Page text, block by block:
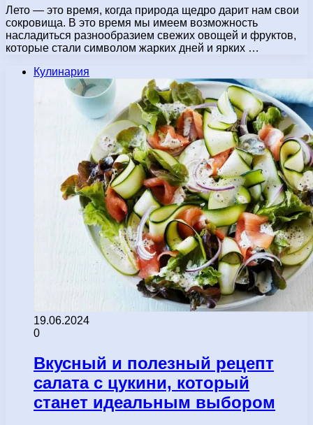
Лето — это время, когда природа щедро дарит нам свои
сокровища. В это время мы имеем возможность
насладиться разнообразием свежих овощей и фруктов,
которые стали символом жарких дней и ярких …
Кулинария
19.06.2024
0
Вкусный и полезный рецепт
салата с цукини, который
станет идеальным выбором